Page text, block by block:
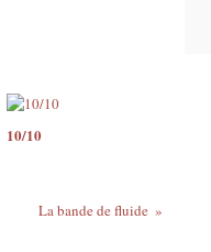
10/10
La bande de fluide